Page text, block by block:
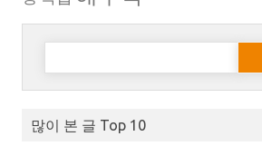
다음 검색:
많이 본 글 Top 10